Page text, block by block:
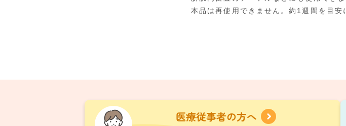
本品は再使用できません。約1週間を目安